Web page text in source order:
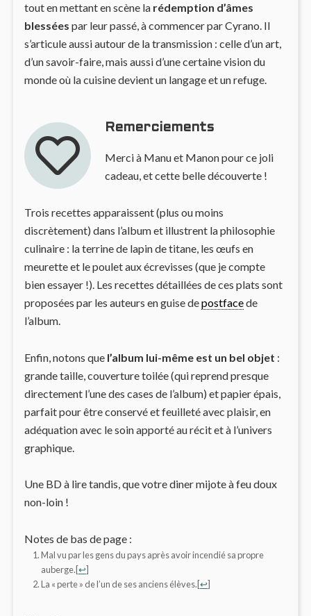
tout en mettant en scène la rédemption d’âmes
blessées par leur passé, à commencer par Cyrano. Il
s’articule aussi autour de la transmission : celle d’un art,
d’un savoir-faire, mais aussi d’une certaine vision du
monde où la cuisine devient un langage et un refuge.
Remerciements
Merci à Manu et Manon pour ce joli
cadeau, et cette belle découverte !
Trois recettes apparaissent (plus ou moins
discrètement) dans l’album et illustrent la philosophie
culinaire : la terrine de lapin de titane, les œufs en
meurette et le poulet aux écrevisses (que je compte
bien essayer !). Les recettes détaillées de ces plats sont
proposées par les auteurs en guise depostfacede
l’album.
Enfin, notons que l’album lui-même est un bel objet :
grande taille, couverture toilée (qui reprend presque
directement l’une des cases de l’album) et papier épais,
parfait pour être conservé et feuilleté avec plaisir, en
adéquation avec le soin apporté au récit et à l’univers
graphique.
Une BD à lire tandis, que votre diner mijote à feu doux
non-loin !
Notes de bas de page :
Mal vu par les gens du pays après avoir incendié sa propre
auberge.[↩]
La « perte » de l’un de ses anciens élèves.[↩]